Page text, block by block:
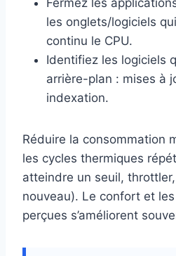
Fermez les
les onglets/logiciels
continu le CPU.
Identifiez les logiciels
arrière-plan : mises à
indexation.
Réduire la consommation
les cycles thermiques
atteindre un seuil,
nouveau). Le confort et
perçues s’améliorent